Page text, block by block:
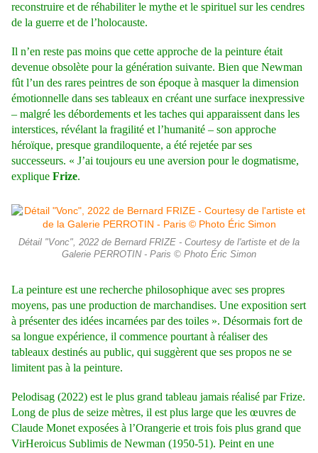
reconstruire et de réhabiliter le mythe et le spirituel sur les cendres
de la guerre et de l’holocauste.
Il n’en reste pas moins que cette approche de la peinture était
devenue obsolète pour la génération suivante. Bien que Newman
fût l’un des rares peintres de son époque à masquer la dimension
émotionnelle dans ses tableaux en créant une surface inexpressive
– malgré les débordements et les taches qui apparaissent dans les
interstices, révélant la fragilité et l’humanité – son approche
héroïque, presque grandiloquente, a été rejetée par ses
successeurs. « J’ai toujours eu une aversion pour le dogmatisme,
explique Frize.
Détail "Vonc", 2022 de Bernard FRIZE - Courtesy de l'artiste et de la
Galerie PERROTIN - Paris © Photo Éric Simon
La peinture est une recherche philosophique avec ses propres
moyens, pas une production de marchandises. Une exposition sert
à présenter des idées incarnées par des toiles ». Désormais fort de
sa longue expérience, il commence pourtant à réaliser des
tableaux destinés au public, qui suggèrent que ses propos ne se
limitent pas à la peinture.
Pelodisag (2022) est le plus grand tableau jamais réalisé par Frize.
Long de plus de seize mètres, il est plus large que les œuvres de
Claude Monet exposées à l’Orangerie et trois fois plus grand que
VirHeroicus Sublimis de Newman (1950-51). Peint en une